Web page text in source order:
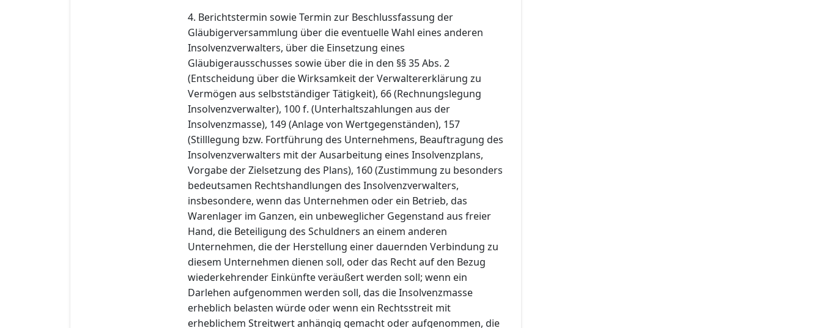
4. Berichtstermin sowie Termin zur Beschlussfassung der
Gläubigerversammlung über die eventuelle Wahl eines anderen
Insolvenzverwalters, über die Einsetzung eines
Gläubigerausschusses sowie über die in den §§ 35 Abs. 2
(Entscheidung über die Wirksamkeit der Verwaltererklärung zu
Vermögen aus selbstständiger Tätigkeit), 66 (Rechnungslegung
Insolvenzverwalter), 100 f. (Unterhaltszahlungen aus der
Insolvenzmasse), 149 (Anlage von Wertgegenständen), 157
(Stilllegung bzw. Fortführung des Unternehmens, Beauftragung des
Insolvenzverwalters mit der Ausarbeitung eines Insolvenzplans,
Vorgabe der Zielsetzung des Plans), 160 (Zustimmung zu besonders
bedeutsamen Rechtshandlungen des Insolvenzverwalters,
insbesondere, wenn das Unternehmen oder ein Betrieb, das
Warenlager im Ganzen, ein unbeweglicher Gegenstand aus freier
Hand, die Beteiligung des Schuldners an einem anderen
Unternehmen, die der Herstellung einer dauernden Verbindung zu
diesem Unternehmen dienen soll, oder das Recht auf den Bezug
wiederkehrender Einkünfte veräußert werden soll; wenn ein
Darlehen aufgenommen werden soll, das die Insolvenzmasse
erheblich belasten würde oder wenn ein Rechtsstreit mit
erheblichem Streitwert anhängig gemacht oder aufgenommen, die